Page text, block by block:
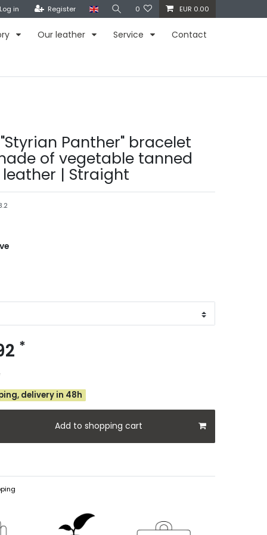
Log in Register 0 EUR 0.00
Our leather Service Contact
"Styrian Panther" bracelet
of vegetable tanned
| Straight
*
delivery in 48h
Add to shopping cart